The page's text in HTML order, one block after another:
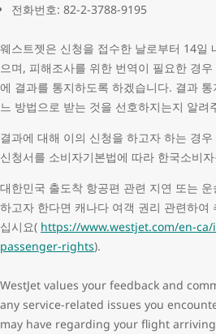
전화번호: 82-2-3788-9195
웨스트젯은 신청을 접수한 날로부터 14일
으며, 피해조사를 위한 번역이 필요한 경
에 결과를 통지하도록 하겠습니다. 결과
느 방법으로 받는 것을 선호하지는지 알려
결과에 대해 이의 신청을 하고자 하는 경
신청서를 소비자기본법에 따라 한국소비
대한민국 출도착 항공편 관련 지연 또는
하고자 한다면 캐나다 여객 권리 관련하여
십시요( https://www.westjet.com/en-
passenger-rights).
WestJet values your feedback and
any service-related issues you
may have regarding your flight